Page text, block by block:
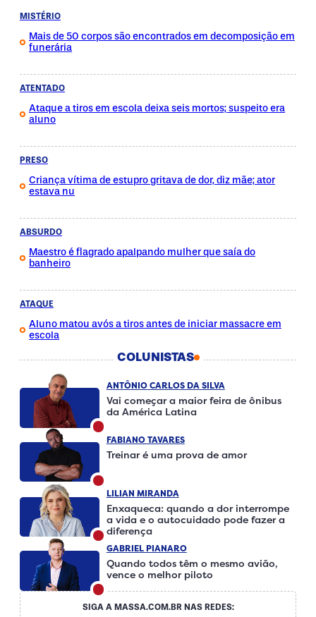
MISTÉRIO
Mais de 50 corpos são encontrados em decomposição em
funerária
ATENTADO
Ataque a tiros em escola deixa seis mortos; suspeito era
aluno
PRESO
Criança vítima de estupro gritava de dor, diz mãe; ator
estava nu
ABSURDO
Maestro é flagrado apalpando mulher que saía do
banheiro
ATAQUE
Aluno matou avós a tiros antes de iniciar massacre em
escola
COLUNISTAS
ANTÔNIO CARLOS DA SILVA
Vai começar a maior feira de ônibus
da América Latina
FABIANO TAVARES
Treinar é uma prova de amor
LILIAN MIRANDA
Enxaqueca: quando a dor interrompe
a vida e o autocuidado pode fazer a
diferença
GABRIEL PIANARO
Quando todos têm o mesmo avião,
vence o melhor piloto
SIGA A MASSA.COM.BR NAS REDES: